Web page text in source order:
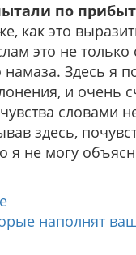
по
как это
это не
намаза. Здесь я
и очень
словами
здесь,
я не могу
наполнят